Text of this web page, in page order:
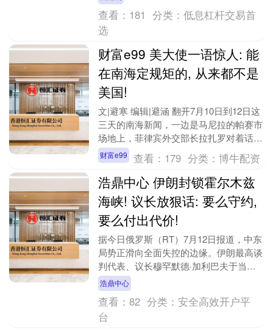
上安全到自贸协定....
查看： 181 分类：低息杠杆交易首
选
财富e99 美大使一语惊人: 能
在南海定规矩的, 从来都不是
美国!
文|避寒 编辑|避涵 翻开7月10日到12日这
三天的南海新闻，一边是马尼拉的帕赛市
场地上，菲律宾外交部长拉扎罗对着话筒
把南海仲裁裁决说成"不可动摇的永久锚
定"；....
财富e99 查看： 179 分类：博牛配资
浩鼎中心 伊朗封锁霍尔木兹
海峡! 议长放狠话: 要么守约,
要么付出代价!
据今日俄罗斯（RT）7月12日报道，中东
局势正滑向全面失控的边缘。伊朗最高谈
判代表、议长穆罕默德·加利巴夫于当日
在社交媒体上向美国发出最后通牒，明确
表示“单方面....
浩鼎中心
查看：82 分类：安全高效开户平
台